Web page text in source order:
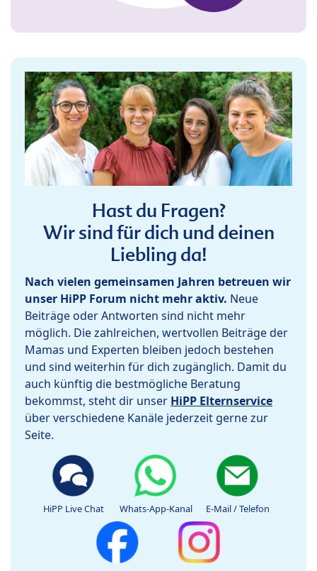
Hast du Fragen?
Wir sind für dich und deinen
Liebling da!
Nach vielen gemeinsamen Jahren betreuen wir
unser HiPP Forum nicht mehr aktiv. Neue
Beiträge oder Antworten sind nicht mehr
möglich. Die zahlreichen, wertvollen Beiträge der
Mamas und Experten bleiben jedoch bestehen
und sind weiterhin für dich zugänglich. Damit du
auch künftig die bestmögliche Beratung
bekommst, steht dir unser HiPP Elternservice
über verschiedene Kanäle jederzeit gerne zur
Seite.
HiPP Live Chat Whats-App-Kanal E-Mail / Telefon